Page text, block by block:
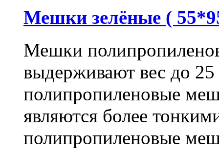
Мешки зелёные (
Мешки
выдерживают вес до
полипропиленовые
являются более
полипропиленовые